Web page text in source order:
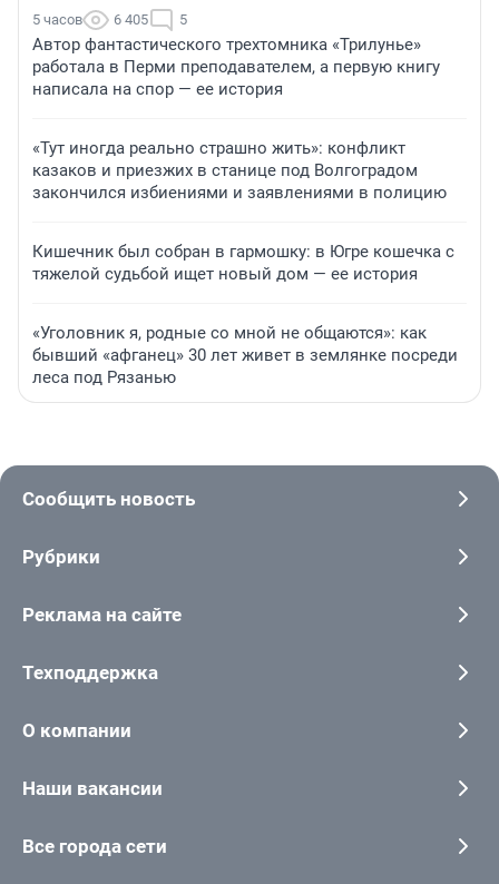
5 часов 6 405 5
Автор фантастического трехтомника «Трилунье»
работала в Перми преподавателем, а первую книгу
написала на спор — ее история
«Тут иногда реально страшно жить»: конфликт
казаков и приезжих в станице под Волгоградом
закончился избиениями и заявлениями в полицию
Кишечник был собран в гармошку: в Югре кошечка с
тяжелой судьбой ищет новый дом — ее история
«Уголовник я, родные со мной не общаются»: как
бывший «афганец» 30 лет живет в землянке посреди
леса под Рязанью
Сообщить новость
Рубрики
Реклама на сайте
Техподдержка
О компании
Наши вакансии
Все города сети